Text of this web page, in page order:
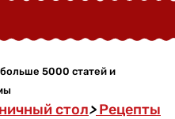
5000 статей и
стол>Рецепты